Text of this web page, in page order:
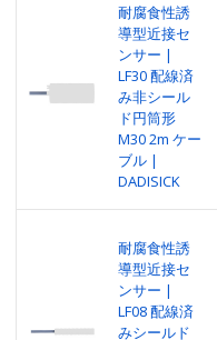
耐腐食性誘
導型近接セ
ンサー |
LF30 配線済
み非シール
ド円筒形
M30 2m ケー
ブル |
DADISICK
耐腐食性誘
導型近接セ
ンサー |
LF08 配線済
みシールド